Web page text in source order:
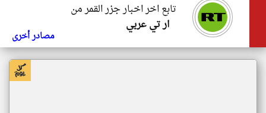
تابع اخر اخبار جزر القمر من
ار تي عربي
مصادر أخرى